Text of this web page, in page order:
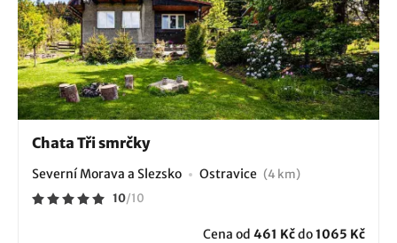
Chata Tři smrčky
Severní Morava a Slezsko Ostravice (4 km)
10/10
Cena od 461 Kčdo1065 Kč